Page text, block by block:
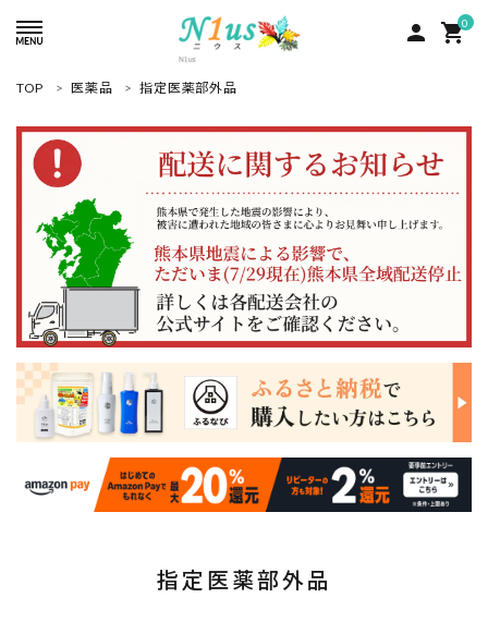
person 0
shopping_cart
ACCOUNT MENU
meeting_room ログイン person 新規会員登録
search
人気商品
カテゴリーから探す
グループ
コンテンツ
INFORMATION
TOP 医薬品 指定医薬部外品
指定医薬部外品